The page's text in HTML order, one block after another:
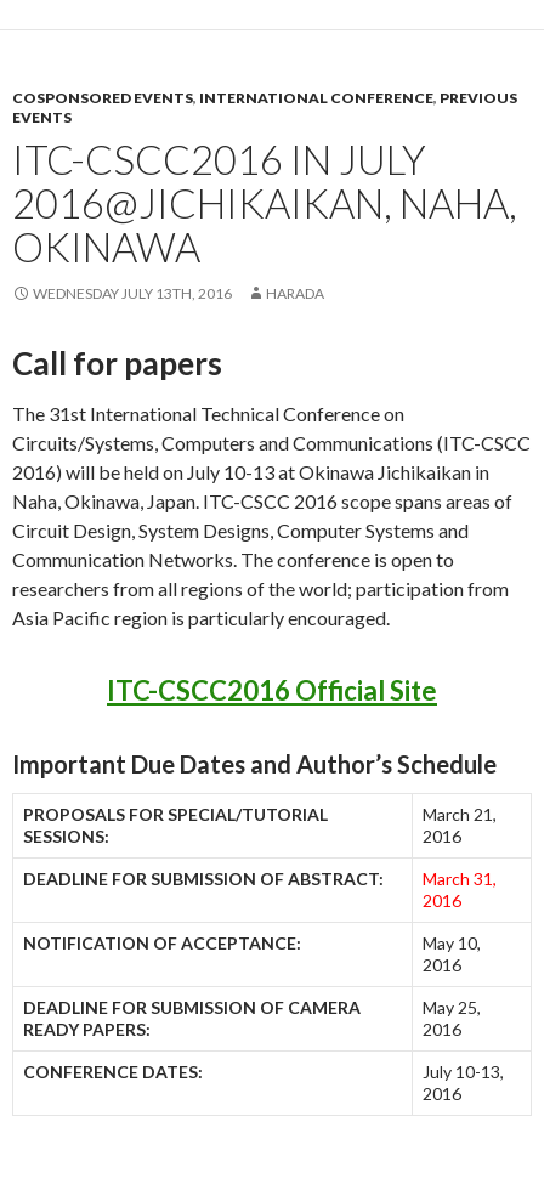
COSPONSORED EVENTS, INTERNATIONAL CONFERENCE, PREVIOUS
EVENTS
ITC-CSCC2016 IN JULY
2016@JICHIKAIKAN, NAHA,
OKINAWA
WEDNESDAY JULY 13TH, 2016 HARADA
Call for papers
The 31st International Technical Conference on
Circuits/Systems, Computers and Communications (ITC-CSCC
2016) will be held on July 10-13 at Okinawa Jichikaikan in
Naha, Okinawa, Japan. ITC-CSCC 2016 scope spans areas of
Circuit Design, System Designs, Computer Systems and
Communication Networks. The conference is open to
researchers from all regions of the world; participation from
Asia Pacific region is particularly encouraged.
ITC-CSCC2016 Official Site
Important Due Dates and Author’s Schedule
PROPOSALS FOR SPECIAL/TUTORIAL
SESSIONS:
March 21,
2016
DEADLINE FOR SUBMISSION OF ABSTRACT:
March 31,
2016
NOTIFICATION OF ACCEPTANCE:
May 10,
2016
DEADLINE FOR SUBMISSION OF CAMERA
READY PAPERS:
May 25,
2016
CONFERENCE DATES:
July 10-13,
2016